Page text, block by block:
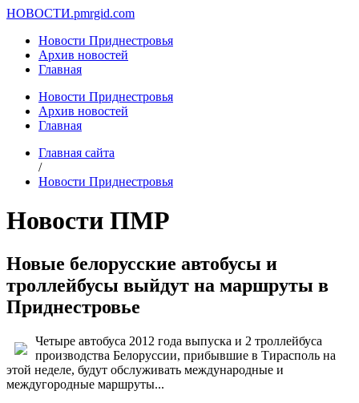
НОВОСТИ.pmrgid.com
Новости Приднестровья
Архив новостей
Главная
Новости Приднестровья
Архив новостей
Главная
Главная сайта
/
Новости Приднестровья
Новости ПМР
Новые белорусские автобусы и
троллейбусы выйдут на маршруты в
Приднестровье
Четыре автобуса 2012 года выпуска и 2 троллейбуса
производства Белоруссии, прибывшие в Тирасполь на
этой неделе, будут обслуживать международные и
междугородные маршруты...